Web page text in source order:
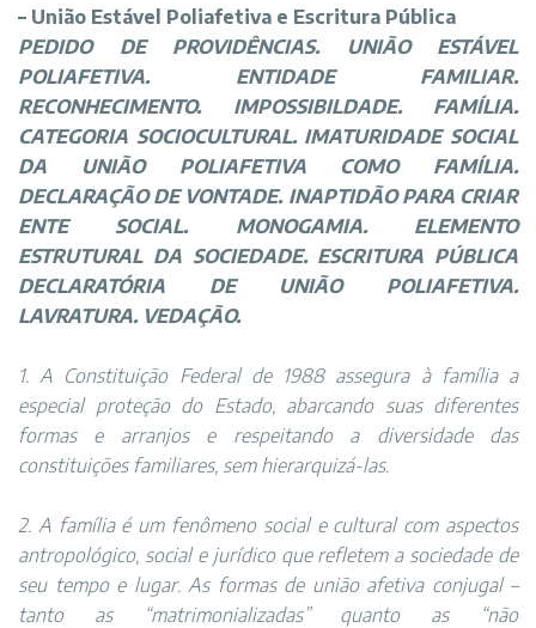
– União Estável Poliafetiva e Escritura Pública
PEDIDO DE PROVIDÊNCIAS. UNIÃO ESTÁVEL
POLIAFETIVA. ENTIDADE FAMILIAR.
RECONHECIMENTO. IMPOSSIBILDADE. FAMÍLIA.
CATEGORIA SOCIOCULTURAL. IMATURIDADE SOCIAL
DA UNIÃO POLIAFETIVA COMO FAMÍLIA.
DECLARAÇÃO DE VONTADE. INAPTIDÃO PARA CRIAR
ENTE SOCIAL. MONOGAMIA. ELEMENTO
ESTRUTURAL DA SOCIEDADE. ESCRITURA PÚBLICA
DECLARATÓRIA DE UNIÃO POLIAFETIVA.
LAVRATURA. VEDAÇÃO.
1. A Constituição Federal de 1988 assegura à família a
especial proteção do Estado, abarcando suas diferentes
formas e arranjos e respeitando a diversidade das
constituições familiares, sem hierarquizá-las.
2. A família é um fenômeno social e cultural com aspectos
antropológico, social e jurídico que refletem a sociedade de
seu tempo e lugar. As formas de união afetiva conjugal –
tanto as “matrimonializadas” quanto as “não